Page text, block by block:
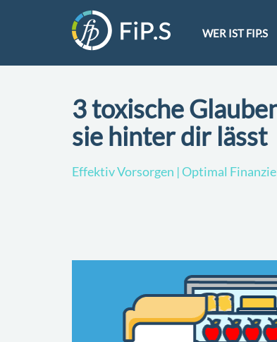
WER IST FIP.S
3 toxische
sie hinter dir lässt
Effektiv Vorsorgen | Optimal